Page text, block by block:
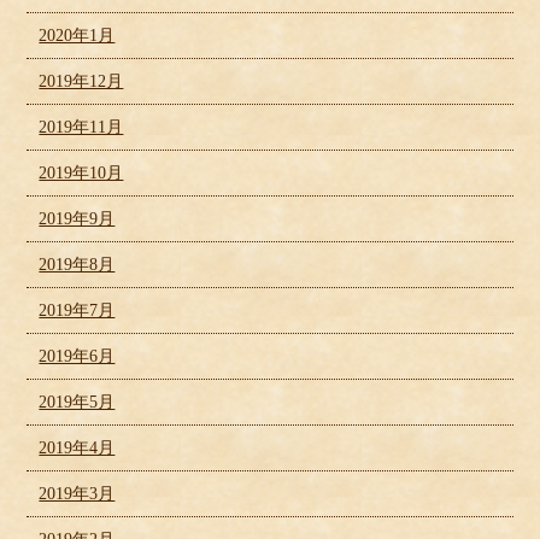
2020年1月
2019年12月
2019年11月
2019年10月
2019年9月
2019年8月
2019年7月
2019年6月
2019年5月
2019年4月
2019年3月